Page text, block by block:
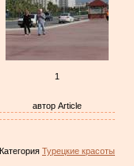
1
автор Article
Категория Турецкие красоты